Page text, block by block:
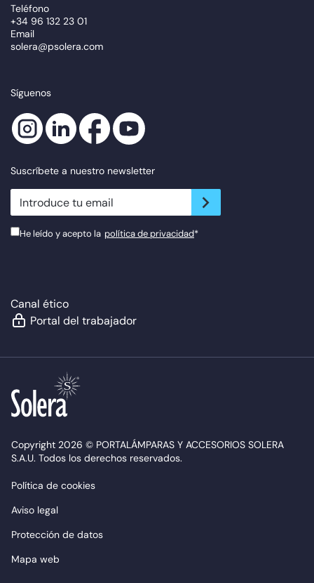
Teléfono
+34 96 132 23 01
Email
solera@psolera.com
Síguenos
Suscríbete a nuestro newsletter
newsletter.suscribe
He leído y acepto la política de privacidad*
Canal ético
Portal del trabajador
Copyright 2026 © PORTALÁMPARAS Y ACCESORIOS SOLERA
S.A.U. Todos los derechos reservados.
Política de cookies
Aviso legal
Protección de datos
Mapa web